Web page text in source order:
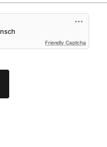
Friendly Captcha